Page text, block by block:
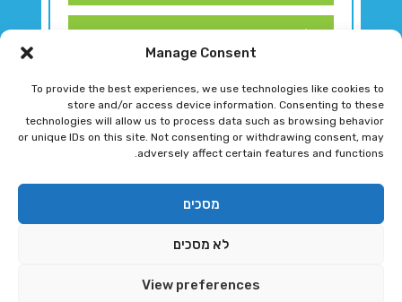
Manage Consent
To provide the best experiences, we use technologies like cookies to
store and/or access device information. Consenting to these
technologies will allow us to process data such as browsing behavior
or unique IDs on this site. Not consenting or withdrawing consent, may
adversely affect certain features and functions.
מסכים
לא מסכים
View preferences